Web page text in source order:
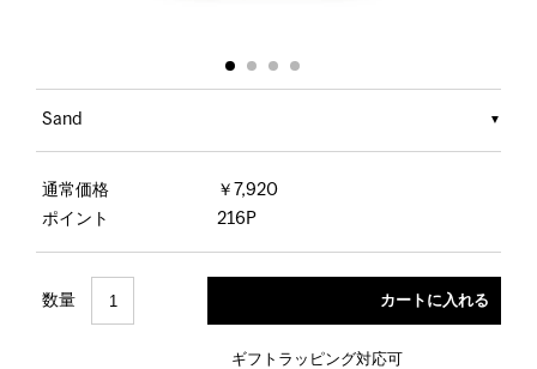
Sand
通常価格
￥7,920
ポイント
216P
数量
ギフトラッピング対応可